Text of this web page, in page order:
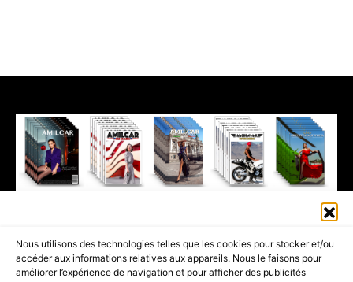
Nous utilisons des technologies telles que les cookies pour stocker et/ou
accéder aux informations relatives aux appareils. Nous le faisons pour
améliorer l’expérience de navigation et pour afficher des publicités
PART OF THEAMILCAR MAGAZINE GROUP.EDITOR - ADVERTISING
AGENCE MEDIANE.